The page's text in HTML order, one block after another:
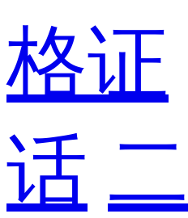
格证
话